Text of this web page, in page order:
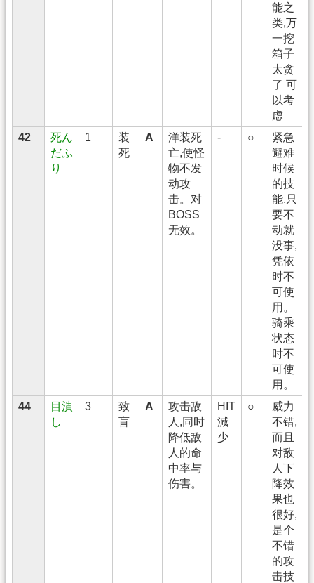
能之
类,万
一挖
箱子
太贪
了 可
以考
虑
42
死ん
だふ
り
1
装
死
A
洋装死
亡,使怪
物不发
动攻
击。对
BOSS
无效。
- ○
紧急
避难
时候
的技
能,只
要不
动就
没事,
凭依
时不
可使
用。
骑乘
状态
时不
可使
用。
44
目潰
し
3
致
盲
A
攻击敌
人,同时
降低敌
人的命
中率与
伤害。
HIT
減
少
○
威力
不错,
而且
对敌
人下
降效
果也
很好,
是个
不错
的攻
击技